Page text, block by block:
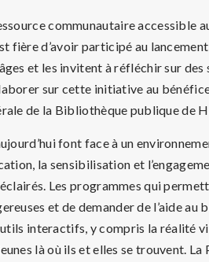
communautaire accessible
fière d’avoir participé au
et les invitent à réfléchir sur
sur cette initiative au
de la Bibliothèque publique de
font face à un
la sensibilisation et
Les programmes qui
et de demander de l’aide
interactifs, y compris la réalité
là où ils et elles se trouvent.